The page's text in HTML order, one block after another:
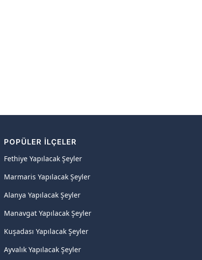
POPÜLER İLÇELER
Fethiye Yapılacak Şeyler
Marmaris Yapılacak Şeyler
Alanya Yapılacak Şeyler
Manavgat Yapılacak Şeyler
Kuşadası Yapılacak Şeyler
Ayvalık Yapılacak Şeyler